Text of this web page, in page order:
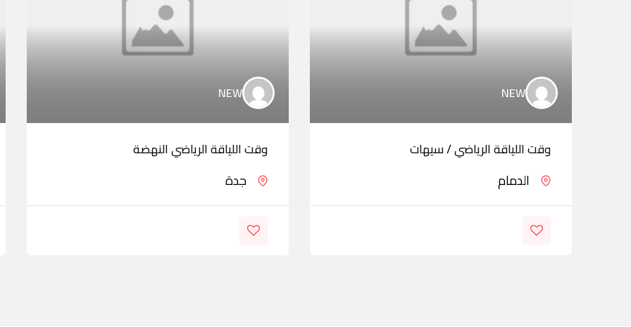
NEW
وقت اللياقة الرياضي / سيهات
الدمام
NEW
وقت اللياقة الرياضي النهضة
جدة